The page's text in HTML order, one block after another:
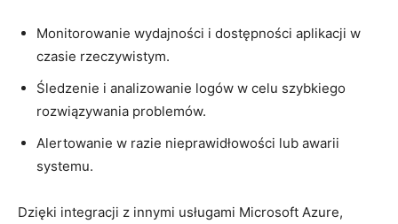
Monitorowanie ‌wydajności i dostępności aplikacji ‍w
czasie‍ rzeczywistym.
Śledzenie i analizowanie logów w⁣ celu ⁣szybkiego
rozwiązywania problemów.
Alertowanie ⁤w razie nieprawidłowości lub awarii
systemu.
Dzięki integracji z innymi usługami Microsoft ​Azure,